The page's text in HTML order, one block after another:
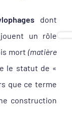
dont
un rôle
mort (matière
le statut de «
que ce terme
construction